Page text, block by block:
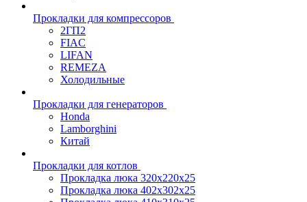
Прокладки для компрессоров
2ГП2
FIAC
LIFAN
REMEZA
Холодильные
Прокладки для генераторов
Honda
Lamborghini
Китай
Прокладки для котлов
Прокладка люка 320x220x25
Прокладка люка 402x302x25